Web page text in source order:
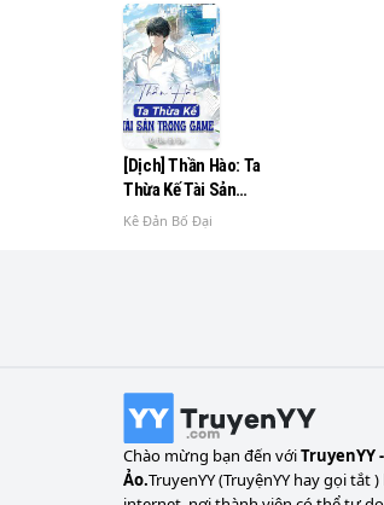
[Dịch] Thần Hào: Ta
Thừa Kế Tài Sản
Trong Game
Kê Đản Bố Đại
Chào mừng bạn đến vớiTruyenYY
Ảo.TruyenYY (TruyệnYY hay gọi